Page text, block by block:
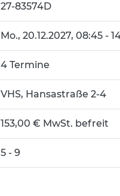
27-83574D
Mo., 20.12.2027, 08:45 -
4 Termine
VHS, Hansastraße 2-4
153,00 € MwSt. befreit
5 - 9